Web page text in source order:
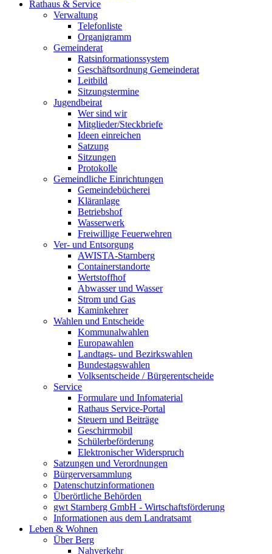
Rathaus & Service
Verwaltung
Telefonliste
Organigramm
Gemeinderat
Ratsinformationssystem
Geschäftsordnung Gemeinderat
Leitbild
Sitzungstermine
Jugendbeirat
Wer sind wir
Mitglieder/Steckbriefe
Ideen einreichen
Satzung
Sitzungen
Protokolle
Gemeindliche Einrichtungen
Gemeindebücherei
Kläranlage
Betriebshof
Wasserwerk
Freiwillige Feuerwehren
Ver- und Entsorgung
AWISTA-Starnberg
Containerstandorte
Wertstoffhof
Abwasser und Wasser
Strom und Gas
Kaminkehrer
Wahlen und Entscheide
Kommunalwahlen
Europawahlen
Landtags- und Bezirkswahlen
Bundestagswahlen
Volksentscheide / Bürgerentscheide
Service
Formulare und Infomaterial
Rathaus Service-Portal
Steuern und Beiträge
Geschirrmobil
Schülerbeförderung
Elektronischer Widerspruch
Satzungen und Verordnungen
Bürgerversammlung
Datenschutzinformationen
Überörtliche Behörden
gwt Starnberg GmbH - Wirtschaftsförderung
Informationen aus dem Landratsamt
Leben & Wohnen
Über Berg
Nahverkehr